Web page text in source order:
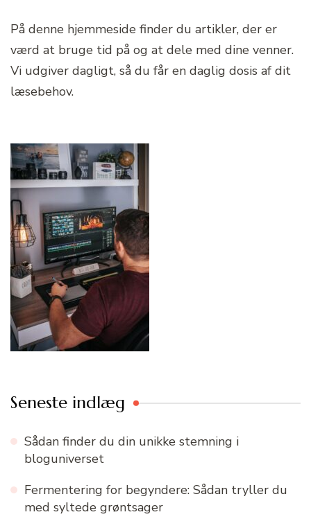
På denne hjemmeside finder du artikler, der er
værd at bruge tid på og at dele med dine venner.
Vi udgiver dagligt, så du får en daglig dosis af dit
læsebehov.
Seneste indlæg
Sådan finder du din unikke stemning i
bloguniverset
Fermentering for begyndere: Sådan tryller du
med syltede grøntsager